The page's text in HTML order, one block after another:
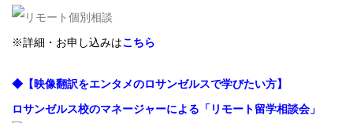
※詳細・お申し込みはこちら
◆【映像翻訳をエンタメのロサンゼルスで学びたい方】
ロサンゼルス校のマネージャーによる「リモート留学相談会」